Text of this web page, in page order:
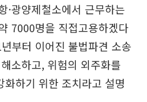
·광양제철소에서 근무하는
7000명을 직접고용하겠다
부터 이어진 불법파견 소송
소하고, 위험의 외주화를
하기 위한 조치라고 설명